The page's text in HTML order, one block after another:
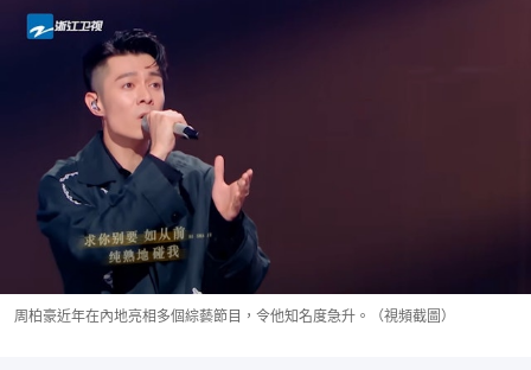
周柏豪近年在內地亮相多個綜藝節目，令他知名度急升。（視頻截圖）